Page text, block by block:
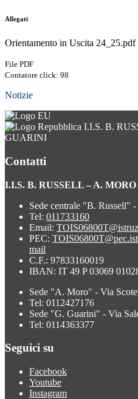
Allegati
Orientamento in Uscita 24_25.pdf
File PDF
Contatore click: 98
Notizie
I.I.S. B.
GUARINI
Contatti
I.I.S. B. RUSSELL – A.
Sede centrale "B. Russell"
Tel: 011733160
Email:
PEC:
mail
C.F.: 97833160019
IBAN: IT 49 P 03069
Sede "A. Moro" - Via
Tel: 0112427176
Sede "G. Guarini" - Via
Tel: 0114363377
Seguici su
Facebook
Youtube
Instagram